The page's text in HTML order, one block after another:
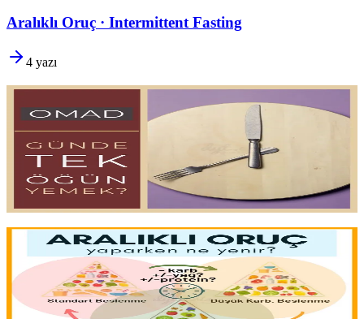
Aralıklı Oruç · Intermittent Fasting
4 yazı
OMAD – Günde Tek Öğün Yemek?
radikal görünüyor, ama metabolik sağlık açısından
etkin bir araç olabilir. Olası faydalar, beslenme riskleri,
sürdürülebilirlik sorunları ve OMAD'ın
kesinlikle uygun olmadığı
durumlar.
9 dk okuma
Aralıklı Oruçta Ne Yenir?
Aralıklı oruç bir saat oyunudur; amayeme pencerenizde ne
yediğiniz
asıl sonucu belirler.İnsülin yanıtını yönetmek, yeterli
protein almak ve lifli kalmak için öğün kalitesini doğru kurmanın
rehberi.